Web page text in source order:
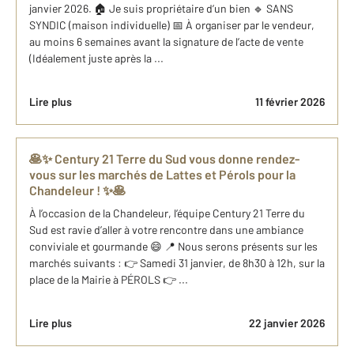
janvier 2026. 🏠 Je suis propriétaire d’un bien 🔹 SANS
SYNDIC (maison individuelle) 📅 À organiser par le vendeur,
au moins 6 semaines avant la signature de l’acte de vente
(Idéalement juste après la ...
Lire plus 11 février 2026
🥞✨ Century 21 Terre du Sud vous donne rendez-
vous sur les marchés de Lattes et Pérols pour la
Chandeleur ! ✨🥞
À l’occasion de la Chandeleur, l’équipe Century 21 Terre du
Sud est ravie d’aller à votre rencontre dans une ambiance
conviviale et gourmande 😄 📍 Nous serons présents sur les
marchés suivants : 👉 Samedi 31 janvier, de 8h30 à 12h, sur la
place de la Mairie à PÉROLS 👉 ...
Lire plus 22 janvier 2026